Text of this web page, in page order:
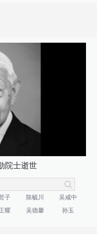
院士逝世
子 陈毓川
吴咸中
耀 吴德馨 孙玉